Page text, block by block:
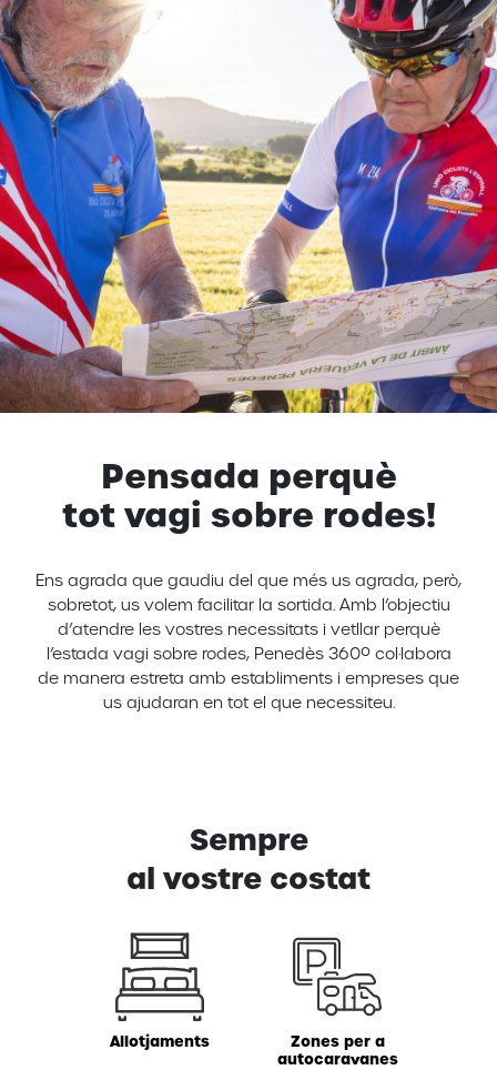
Pensada perquè
tot vagi sobre rodes!
Ens agrada que gaudiu del que més us agrada, però,
sobretot, us volem facilitar la sortida. Amb l’objectiu
d’atendre les vostres necessitats i vetllar perquè
l’estada vagi sobre rodes, Penedès 360º col·labora
de manera estreta amb establiments i empreses que
us ajudaran en tot el que necessiteu.
Sempre
al vostre costat
Allotjaments
Zones per a
autocaravanes